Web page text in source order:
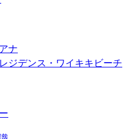
ナ
ジデンス・ワイキキビーチ